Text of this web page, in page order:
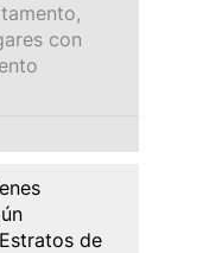
con
de